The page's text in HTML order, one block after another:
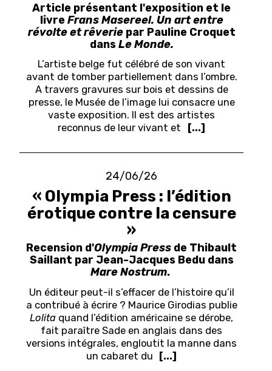
Article présentant l'exposition et le
livreFrans Masereel. Un art entre
révolte et rêveriepar Pauline Croquet
dans Le Monde.
L’artiste belge fut célébré de son vivant
avant de tomber partiellement dans l’ombre.
A travers gravures sur bois et dessins de
presse, le Musée de l’image lui consacre une
vaste exposition. Il est des artistes
reconnus de leur vivant et
[...]
24/06/26
« Olympia Press : l’édition
érotique contre la censure
»
Recension d'Olympia Press de Thibault
Saillant par Jean-Jacques Bedu dans
Mare Nostrum.
Un éditeur peut-il s’effacer de l’histoire qu’il
a contribué à écrire ? Maurice Girodias publie
Lolita quand l’édition américaine se dérobe,
fait paraître Sade en anglais dans des
versions intégrales, engloutit la manne dans
un cabaret du [...]